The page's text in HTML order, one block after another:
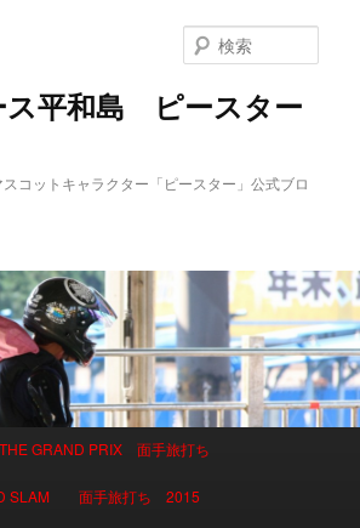
ス平和島 ピースター
コットキャラクター「ピースター」公式ブロ
索
移動
動GRAND PRIX 面手旅打ち
SLAM 面手旅打ち 2015